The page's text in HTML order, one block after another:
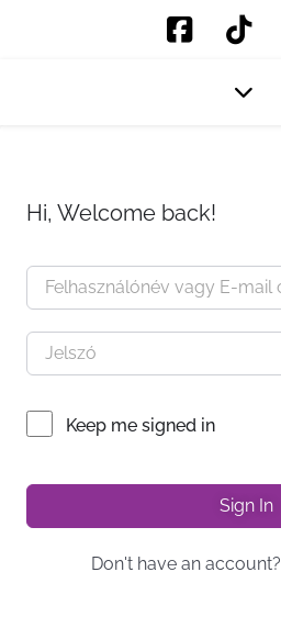
Hi, Welcome back!
Keep me signed in
Sign In
Don't have an account?